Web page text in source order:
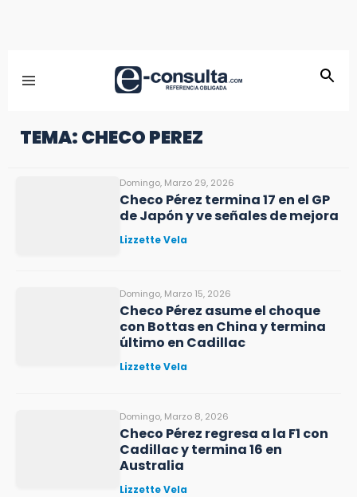
TEMA: CHECO PEREZ
Domingo, Marzo 29, 2026
Checo Pérez termina 17 en el GP
de Japón y ve señales de mejora
Lizzette Vela
Domingo, Marzo 15, 2026
Checo Pérez asume el choque
con Bottas en China y termina
último en Cadillac
Lizzette Vela
Domingo, Marzo 8, 2026
Checo Pérez regresa a la F1 con
Cadillac y termina 16 en
Australia
Lizzette Vela